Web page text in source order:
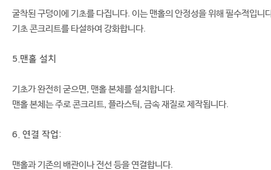
굴착된 구덩이에 기초를 다집니다. 이는 맨홀의 안정성을 위해 필수적입니
기초 콘크리트를 타설하여 강화합니다.
5.맨홀 설치
기초가 완전히 굳으면, 맨홀 본체를 설치합니다.
맨홀 본체는 주로 콘크리트, 플라스틱, 금속 재질로 제작됩니다.
6. 연결 작업:
맨홀과 기존의 배관이나 전선 등을 연결합니다.